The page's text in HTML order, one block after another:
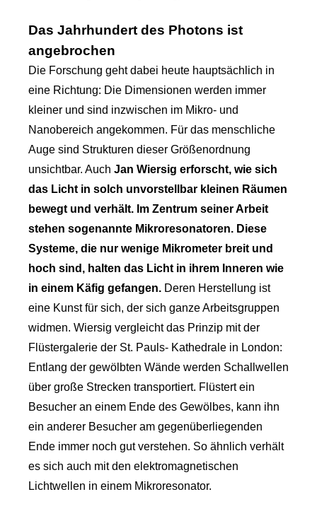
Das Jahrhundert des Photons ist
angebrochen
Die Forschung geht dabei heute hauptsächlich in
eine Richtung: Die Dimensionen werden immer
kleiner und sind inzwischen im Mikro- und
Nanobereich angekommen. Für das menschliche
Auge sind Strukturen dieser Größenordnung
unsichtbar. Auch Jan Wiersig erforscht, wie sich
das Licht in solch unvorstellbar kleinen Räumen
bewegt und verhält. Im Zentrum seiner Arbeit
stehen sogenannte Mikroresonatoren. Diese
Systeme, die nur wenige Mikrometer breit und
hoch sind, halten das Licht in ihrem Inneren wie
in einem Käfig gefangen. Deren Herstellung ist
eine Kunst für sich, der sich ganze Arbeitsgruppen
widmen. Wiersig vergleicht das Prinzip mit der
Flüstergalerie der St. Pauls- Kathedrale in London:
Entlang der gewölbten Wände werden Schallwellen
über große Strecken transportiert. Flüstert ein
Besucher an einem Ende des Gewölbes, kann ihn
ein anderer Besucher am gegenüberliegenden
Ende immer noch gut verstehen. So ähnlich verhält
es sich auch mit den elektromagnetischen
Lichtwellen in einem Mikroresonator.